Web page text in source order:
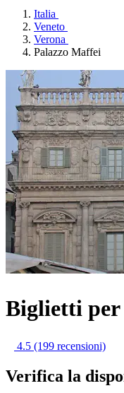
Italia
Veneto
Verona
Palazzo Maffei
Biglietti per
4.5 (199 recensioni)
Verifica la